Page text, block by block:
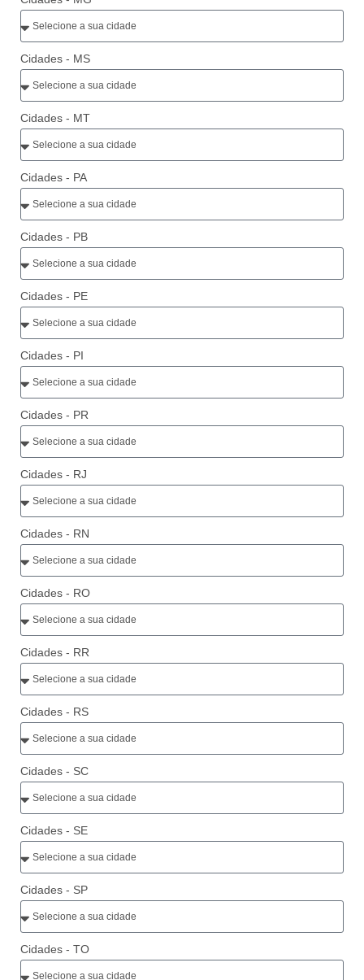
Cidades - MS
Cidades - MT
Cidades - PA
Cidades - PB
Cidades - PE
Cidades - PI
Cidades - PR
Cidades - RJ
Cidades - RN
Cidades - RO
Cidades - RR
Cidades - RS
Cidades - SC
Cidades - SE
Cidades - SP
Cidades - TO